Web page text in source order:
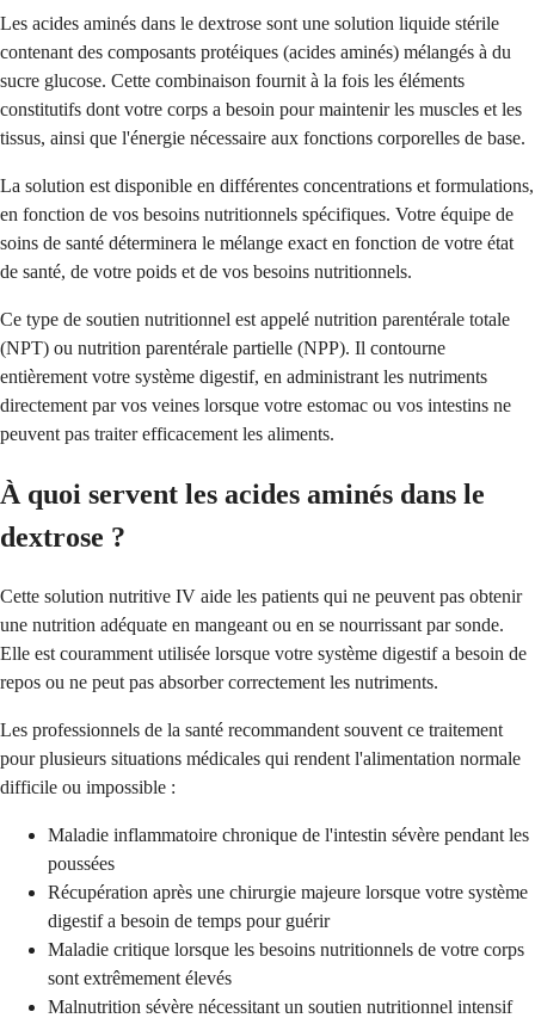
Les acides aminés dans le dextrose sont une solution liquide stérile
contenant des composants protéiques (acides aminés) mélangés à du
sucre glucose. Cette combinaison fournit à la fois les éléments
constitutifs dont votre corps a besoin pour maintenir les muscles et les
tissus, ainsi que l'énergie nécessaire aux fonctions corporelles de base.
La solution est disponible en différentes concentrations et formulations,
en fonction de vos besoins nutritionnels spécifiques. Votre équipe de
soins de santé déterminera le mélange exact en fonction de votre état
de santé, de votre poids et de vos besoins nutritionnels.
Ce type de soutien nutritionnel est appelé nutrition parentérale totale
(NPT) ou nutrition parentérale partielle (NPP). Il contourne
entièrement votre système digestif, en administrant les nutriments
directement par vos veines lorsque votre estomac ou vos intestins ne
peuvent pas traiter efficacement les aliments.
À quoi servent les acides aminés dans le
dextrose ?
Cette solution nutritive IV aide les patients qui ne peuvent pas obtenir
une nutrition adéquate en mangeant ou en se nourrissant par sonde.
Elle est couramment utilisée lorsque votre système digestif a besoin de
repos ou ne peut pas absorber correctement les nutriments.
Les professionnels de la santé recommandent souvent ce traitement
pour plusieurs situations médicales qui rendent l'alimentation normale
difficile ou impossible :
Maladie inflammatoire chronique de l'intestin sévère pendant les
poussées
Récupération après une chirurgie majeure lorsque votre système
digestif a besoin de temps pour guérir
Maladie critique lorsque les besoins nutritionnels de votre corps
sont extrêmement élevés
Malnutrition sévère nécessitant un soutien nutritionnel intensif